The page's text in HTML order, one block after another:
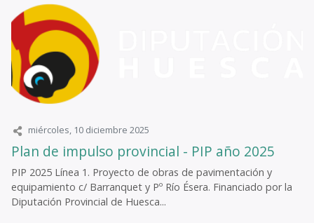
miércoles, 10 diciembre 2025
Plan de impulso provincial - PIP año 2025
PIP 2025 Línea 1. Proyecto de obras de pavimentación y
equipamiento c/ Barranquet y Pº Río Ésera. Financiado por la
Diputación Provincial de Huesca...